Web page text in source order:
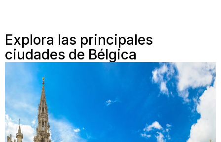
Explora las principales
ciudades de Bélgica